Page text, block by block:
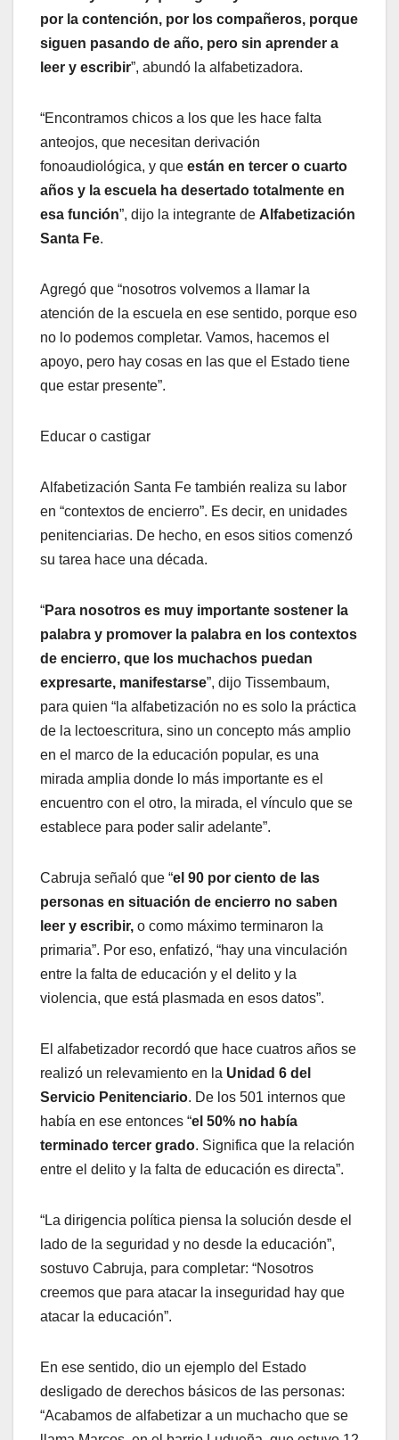
por la contención, por los compañeros, porque
siguen pasando de año, pero sin aprender a
leer y escribir”, abundó la alfabetizadora.
“Encontramos chicos a los que les hace falta
anteojos, que necesitan derivación
fonoaudiológica, y que están en tercer o cuarto
años y la escuela ha desertado totalmente en
esa función”, dijo la integrante de Alfabetización
Santa Fe.
Agregó que “nosotros volvemos a llamar la
atención de la escuela en ese sentido, porque eso
no lo podemos completar. Vamos, hacemos el
apoyo, pero hay cosas en las que el Estado tiene
que estar presente”.
Educar o castigar
Alfabetización Santa Fe también realiza su labor
en “contextos de encierro”. Es decir, en unidades
penitenciarias. De hecho, en esos sitios comenzó
su tarea hace una década.
“Para nosotros es muy importante sostener la
palabra y promover la palabra en los contextos
de encierro, que los muchachos puedan
expresarte, manifestarse”, dijo Tissembaum,
para quien “la alfabetización no es solo la práctica
de la lectoescritura, sino un concepto más amplio
en el marco de la educación popular, es una
mirada amplia donde lo más importante es el
encuentro con el otro, la mirada, el vínculo que se
establece para poder salir adelante”.
Cabruja señaló que “el 90 por ciento de las
personas en situación de encierro no saben
leer y escribir, o como máximo terminaron la
primaria”. Por eso, enfatizó, “hay una vinculación
entre la falta de educación y el delito y la
violencia, que está plasmada en esos datos”.
El alfabetizador recordó que hace cuatros años se
realizó un relevamiento en la Unidad 6 del
Servicio Penitenciario. De los 501 internos que
había en ese entonces “el 50% no había
terminado tercer grado. Significa que la relación
entre el delito y la falta de educación es directa”.
“La dirigencia política piensa la solución desde el
lado de la seguridad y no desde la educación”,
sostuvo Cabruja, para completar: “Nosotros
creemos que para atacar la inseguridad hay que
atacar la educación”.
En ese sentido, dio un ejemplo del Estado
desligado de derechos básicos de las personas:
“Acabamos de alfabetizar a un muchacho que se